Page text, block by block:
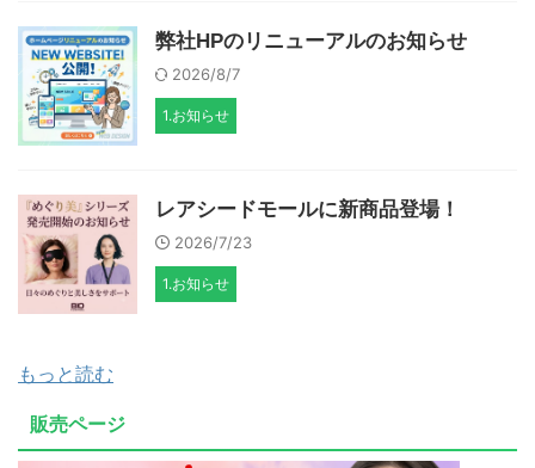
弊社HPのリニューアルのお知らせ
2026/8/7
1.お知らせ
レアシードモールに新商品登場！
2026/7/23
1.お知らせ
もっと読む
販売ページ